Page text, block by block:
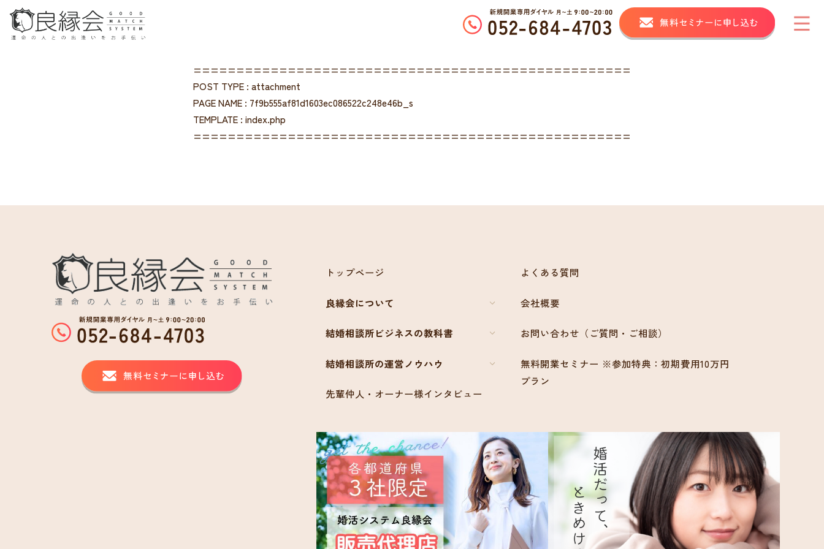
===================================================
POST TYPE : attachment
PAGE NAME : 7f9b555af81d1603ec086522c248e46b_s
TEMPLATE : index.php
===================================================
トップページ
良縁会について
結婚相談所ビジネスの教科書
結婚相談所の運営ノウハウ
先輩仲人・オーナー様インタビュー
よくある質問
会社概要
お問い合わせ（ご質問・ご相談）
無料開業セミナー ※参加特典：初期費用10万円
プラン